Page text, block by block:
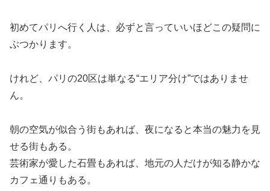
初めてパリへ行く人は、必ずと言っていいほどこの疑問に
ぶつかります。
けれど、パリの20区は単なる“エリア分け”ではありませ
ん。
朝の空気が似合う街もあれば、夜になると本当の魅力を見
せる街もある。
芸術家が愛した石畳もあれば、地元の人だけが知る静かな
カフェ通りもある。